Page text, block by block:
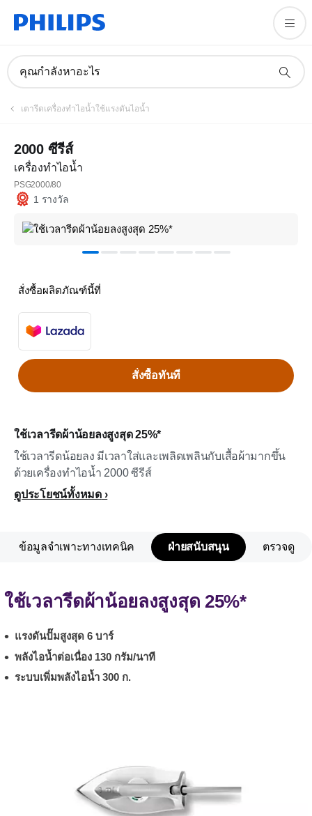
คุณกำลังหาอะไร
เตารีดเครื่องทำไอน้ำใช้แรงดันไอน้ำ
2000 ซีรีส์
เครื่องทำไอน้ำ
PSG2000/80
1 รางวัล
ใช้เวลารีดผ้าน้อยลงสูงสุด 25%*
ใช้เวลารีดน้อยลง มีเวลาใส่และเพลิดเพลินกับเสื้อผ้ามากขึ้น
ด้วยเครื่องทำไอน้ำ 2000 ซีรีส์
ดูประโยชน์ทั้งหมด
สั่งซื้อผลิตภัณฑ์นี้ที่
สั่งซื้อทันที
ข้อมูลจำเพาะทางเทคนิค ฝ่ายสนับสนุน ตรวจดู
ใช้เวลารีดผ้าน้อยลงสูงสุด 25%*
แรงดันปั๊มสูงสุด 6 บาร์
พลังไอน้ำต่อเนื่อง 130 กรัม/นาที
ระบบเพิ่มพลังไอน้ำ 300 ก.